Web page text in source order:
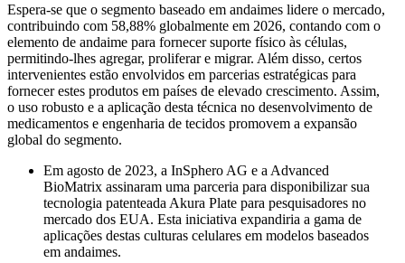
Espera-se que o segmento baseado em andaimes lidere o mercado,
contribuindo com 58,88% globalmente em 2026, contando com o
elemento de andaime para fornecer suporte físico às células,
permitindo-lhes agregar, proliferar e migrar. Além disso, certos
intervenientes estão envolvidos em parcerias estratégicas para
fornecer estes produtos em países de elevado crescimento. Assim,
o uso robusto e a aplicação desta técnica no desenvolvimento de
medicamentos e engenharia de tecidos promovem a expansão
global do segmento.
Em agosto de 2023, a InSphero AG e a Advanced
BioMatrix assinaram uma parceria para disponibilizar sua
tecnologia patenteada Akura Plate para pesquisadores no
mercado dos EUA. Esta iniciativa expandiria a gama de
aplicações destas culturas celulares em modelos baseados
em andaimes.